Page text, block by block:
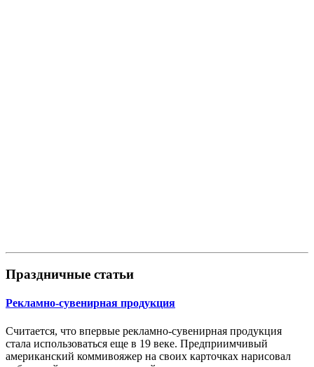
Праздничные статьи
Рекламно-сувенирная продукция
Считается, что впервые рекламно-сувенирная продукция
стала использоваться еще в 19 веке. Предприимчивый
американский коммивояжер на своих карточках нарисовал